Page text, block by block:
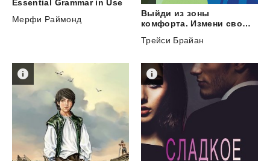
Essential Grammar in Use
Мерфи Раймонд
Выйди из зоны
комфорта. Измени свою жизнь. 21 метод повышения личной эффективности
Трейси Брайан